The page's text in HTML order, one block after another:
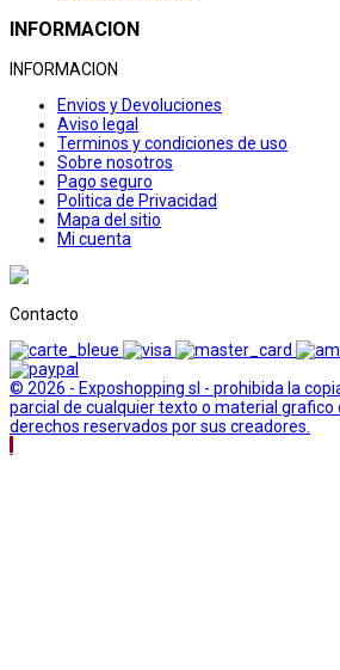
INFORMACION
INFORMACION
Envios y Devoluciones
Aviso legal
Terminos y condiciones de uso
Sobre nosotros
Pago seguro
Politica de Privacidad
Mapa del sitio
Mi cuenta
Contacto
© 2026 - Exposhopping sl - prohibida la
parcial de cualquier texto o material grafico
derechos reservados por sus creadores.